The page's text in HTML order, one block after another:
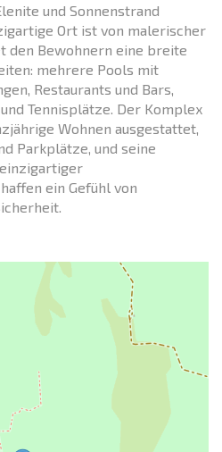
und Sonnenstrand
Ort ist von malerischer
den Bewohnern eine breite
mehrere Pools mit
Restaurants und Bars,
Tennisplätze. Der Komplex
Wohnen ausgestattet,
Parkplätze, und seine
ein Gefühl von